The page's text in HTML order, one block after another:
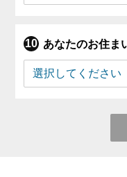
あなたのお住ま